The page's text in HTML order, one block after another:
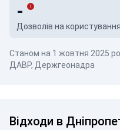
Дозволів на
-
Станом на 1 жовтня 2025
ДАВР, Держгеонадра
Відходи в